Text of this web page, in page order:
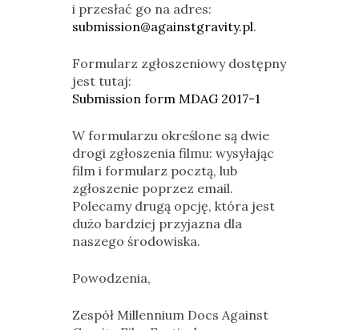
i przesłać go na adres:
submission@againstgravity.pl.
Formularz zgłoszeniowy dostępny
jest tutaj:
Submission form MDAG 2017-1
W formularzu określone są dwie
drogi zgłoszenia filmu: wysyłając
film i formularz pocztą, lub
zgłoszenie poprzez email.
Polecamy drugą opcję, która jest
dużo bardziej przyjazna dla
naszego środowiska.
Powodzenia,
Zespół Millennium Docs Against